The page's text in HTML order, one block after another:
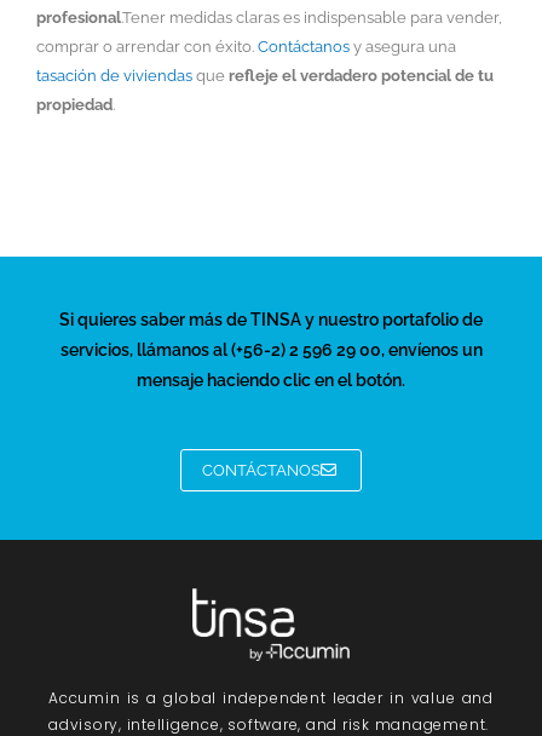
profesional.Tener medidas claras es indispensable para vender,
comprar o arrendar con éxito. Contáctanos y asegura una
tasación de viviendas que refleje el verdadero potencial de tu
propiedad.
Si quieres saber más de TINSA y nuestro portafolio de
servicios, llámanos al (+56-2) 2 596 29 00, envíenos un
mensaje haciendo clic en el botón.
CONTÁCTANOS
Accumin is a global independent leader in value and
advisory, intelligence, software, and risk management.